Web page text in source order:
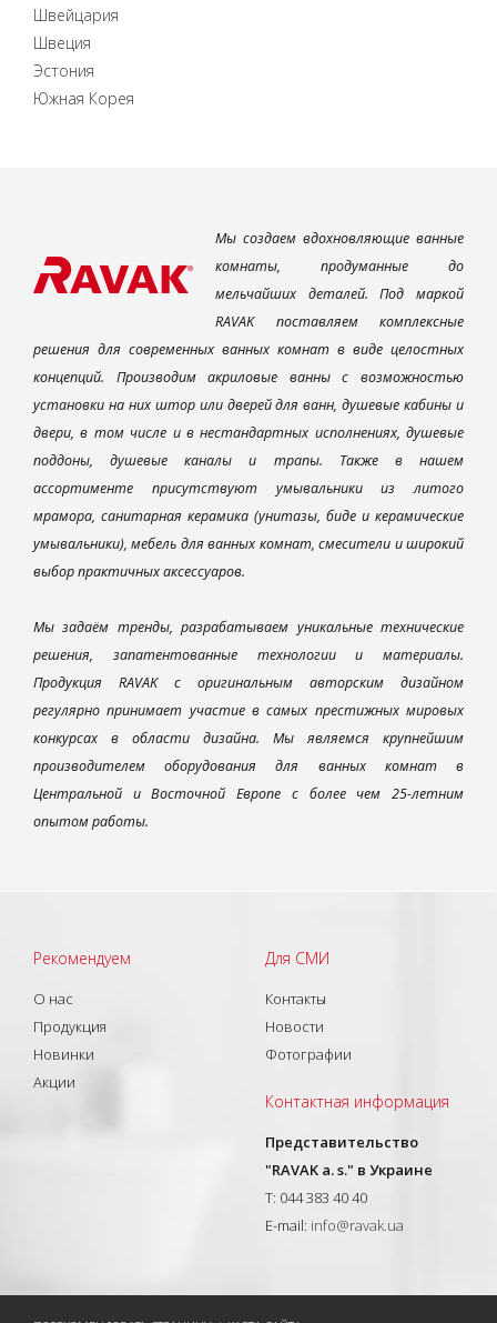
Швейцария
Швеция
Эстония
Южная Корея
Мы создаем вдохновляющие ванные
комнаты, продуманные до
мельчайших деталей. Под маркой
RAVAK поставляем комплексные
решения для современных ванных комнат в виде целостных
концепций. Производим акриловые ванны с возможностью
установки на них штор или дверей для ванн, душевые кабины и
двери, в том числе и в нестандартных исполнениях, душевые
поддоны, душевые каналы и трапы. Также в нашем
ассортименте присутствуют умывальники из литого
мрамора, санитарная керамика (унитазы, биде и керамические
умывальники), мебель для ванных комнат, смесители и широкий
выбор практичных аксессуаров.
Мы задаём тренды, разрабатываем уникальные технические
решения, запатентованные технологии и материалы.
Продукция RAVAK с оригинальным авторским дизайном
регулярно принимает участие в самых престижных мировых
конкурсах в области дизайна. Мы являемся крупнейшим
производителем оборудования для ванных комнат в
Центральной и Восточной Европе с более чем 25-летним
опытом работы.
Рекомендуем
О нас
Продукция
Новинки
Акции
Для СМИ
Контакты
Новости
Фотографии
Контактная информация
Представительство
"RAVAK a. s." в Украине
T: 044 383 40 40
E-mail: info@ravak.ua